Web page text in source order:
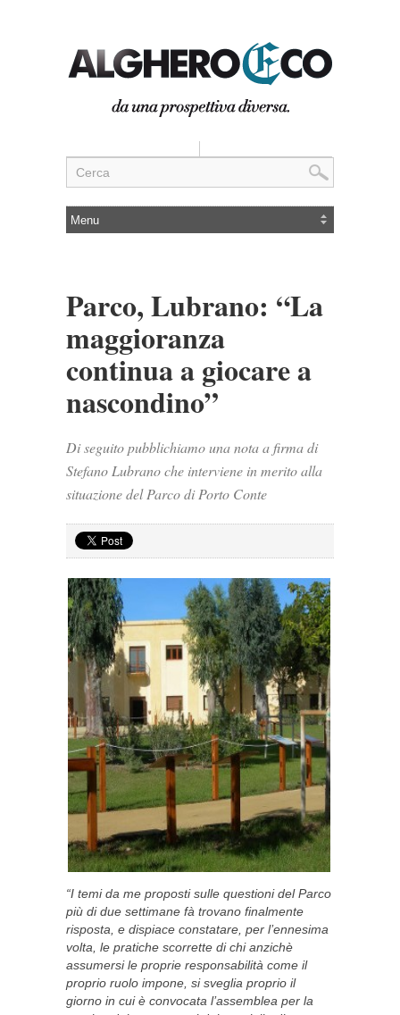
Parco, Lubrano: “La
maggioranza
continua a giocare a
nascondino”
Di seguito pubblichiamo una nota a firma di
Stefano Lubrano che interviene in merito alla
situazione del Parco di Porto Conte
“I temi da me proposti sulle questioni del Parco
più di due settimane fà trovano finalmente
risposta, e dispiace constatare, per l’ennesima
volta, le pratiche scorrette di chi anzichè
assumersi le proprie responsabilità come il
proprio ruolo impone, si sveglia proprio il
giorno in cui è convocata l’assemblea per la